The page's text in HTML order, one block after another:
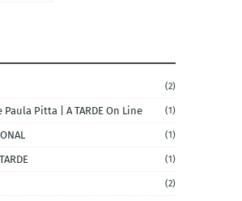
(2)
Paula Pitta | A TARDE On Line (1)
(1)
(1)
(2)